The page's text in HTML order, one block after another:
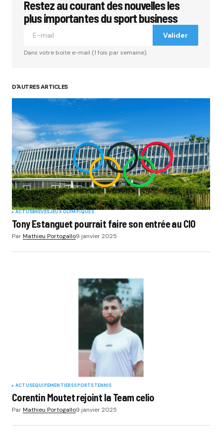
Restez au courant des nouvelles les
plus importantes du sport business
Valider
Dans votre boite e-mail (1 fois par semaine).
D'AUTRES ARTICLES
ACTUSBRÈVESJEUX OLYMPIQUES
Tony Estanguet pourrait faire son entrée au CIO
ParMathieu Portogallo9 janvier 2025
ACTUSEQUIPEMENTIERSSPORTSTENNIS
Corentin Moutet rejoint la Team celio
ParMathieu Portogallo9 janvier 2025